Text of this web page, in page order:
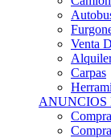
Venta
Carpas
ANUNCIOS